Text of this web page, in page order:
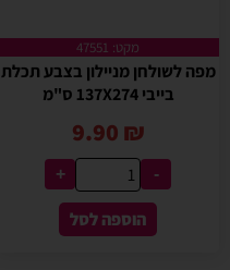
מקט: 47551
מפה לשולחן מניילון בצבע תכלת
בייבי 137X274 ס"מ
9.90 ₪
-
+
הוספה לסל